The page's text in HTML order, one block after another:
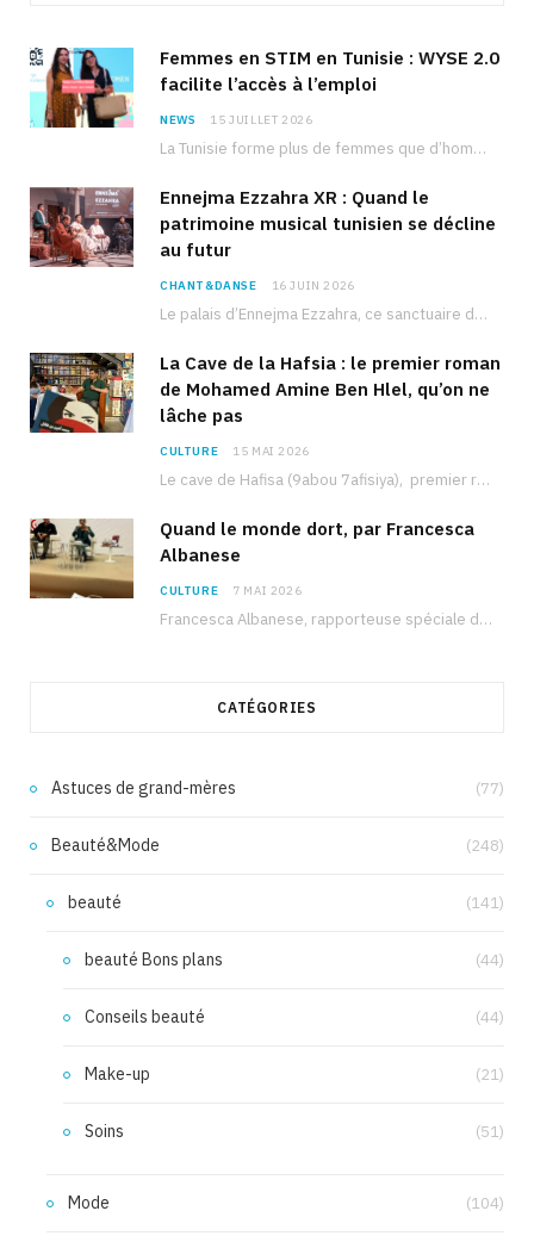
Femmes en STIM en Tunisie : WYSE 2.0
facilite l’accès à l’emploi
NEWS 15 JUILLET 2026
La Tunisie forme plus de femmes que d’hommes dans les filières scientifiques. Pourtant, pour beaucoup…
Ennejma Ezzahra XR : Quand le
patrimoine musical tunisien se décline
au futur
CHANT&DANSE 16 JUIN 2026
Le palais d’Ennejma Ezzahra, ce sanctuaire de la musique tunisienne et méditerranéenne construit par le…
La Cave de la Hafsia : le premier roman
de Mohamed Amine Ben Hlel, qu’on ne
lâche pas
CULTURE 15 MAI 2026
Le cave de Hafisa (9abou 7afisiya), premier roman du journaliste tunisien Mohamed Amine Ben Hlel,…
Quand le monde dort, par Francesca
Albanese
CULTURE 7 MAI 2026
Francesca Albanese, rapporteuse spéciale de l’ONU sur les territoires palestiniens occupés, était à Tunis pour…
CATÉGORIES
Astuces de grand-mères (77)
Beauté&Mode (248)
beauté (141)
beauté Bons plans (44)
Conseils beauté (44)
Make-up (21)
Soins (51)
Mode (104)